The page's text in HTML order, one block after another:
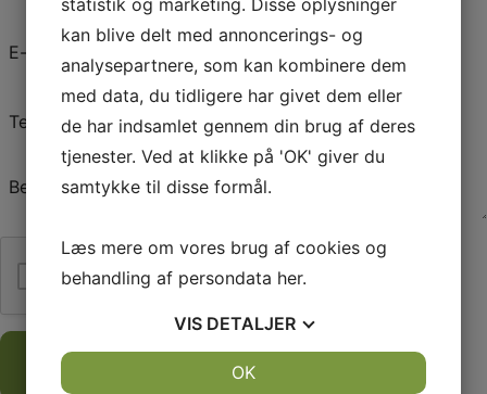
mail
Telefon
Besked
Jeg er ikke en robot
kan blive delt med annoncerings- og
analysepartnere, som kan kombinere dem
med data, du tidligere har givet dem eller
de har indsamlet gennem din brug af deres
tjenester. Ved at klikke på 'OK' giver du
samtykke til disse formål.
Læs mere om vores brug af cookies og
behandling af persondata her.
VIS DETALJER
OK